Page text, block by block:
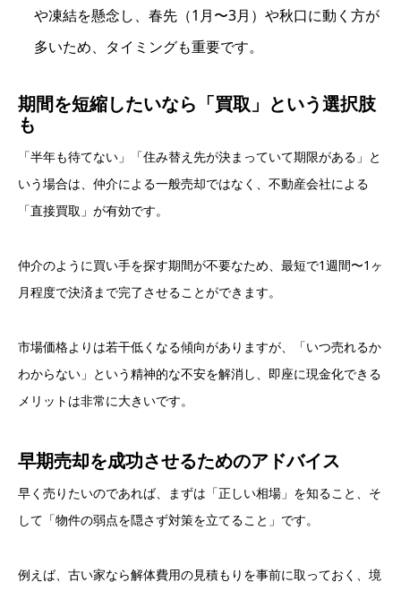
や凍結を懸念し、春先（1月〜3月）や秋口に動く方が
多いため、タイミングも重要です。
期間を短縮したいなら「買取」という選択肢
も
「半年も待てない」「住み替え先が決まっていて期限がある」と
いう場合は、仲介による一般売却ではなく、不動産会社による
「直接買取」が有効です。
仲介のように買い手を探す期間が不要なため、最短で1週間〜1ヶ
月程度で決済まで完了させることができます。
市場価格よりは若干低くなる傾向がありますが、「いつ売れるか
わからない」という精神的な不安を解消し、即座に現金化できる
メリットは非常に大きいです。
早期売却を成功させるためのアドバイス
早く売りたいのであれば、まずは「正しい相場」を知ること、そ
して「物件の弱点を隠さず対策を立てること」です。
例えば、古い家なら解体費用の見積もりを事前に取っておく、境